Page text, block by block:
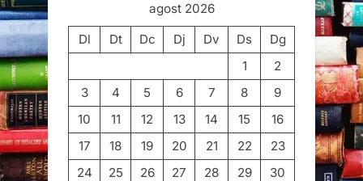
agost 2026
Dl
Dt Dc Dj Dv Ds
Dg
1
2
3
4 5 6 7 8
9
10
11 12 13 14 15
16
17
18 19 20 21 22
23
24
25 26 27 28 29
30